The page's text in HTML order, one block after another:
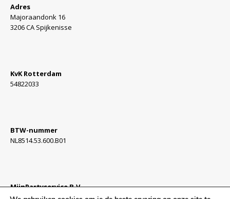
Adres
Majoraandonk 16
3206 CA Spijkenisse
KvK Rotterdam
54822033
BTW-nummer
NL8514.53.600.B01
MijnPartyservice B.V.
Algemene Voorwaarden »